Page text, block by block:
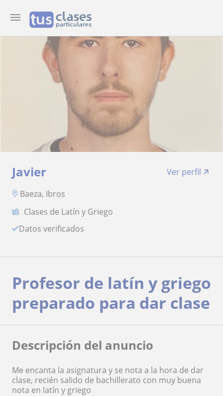
Javier
Ver perfil
Baeza, Ibros
Clases de Latín y Griego
Datos verificados
Profesor de latín y griego
preparado para dar clase
Descripción del anuncio
Me encanta la asignatura y se nota a la hora de dar
clase, recién salido de bachillerato con muy buena
nota en latín y griego